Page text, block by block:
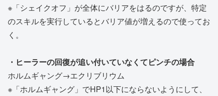
※「シェイクオフ」が全体にバリアをはるのですが、特定
のスキルを実行しているとバリア値が増えるので使ってお
く。
・ヒーラーの回復が追い付いていなくてピンチの場合
ホルムギャング→エクリブリウム
※「ホルムギャング」でHP1以下にならないようにして、